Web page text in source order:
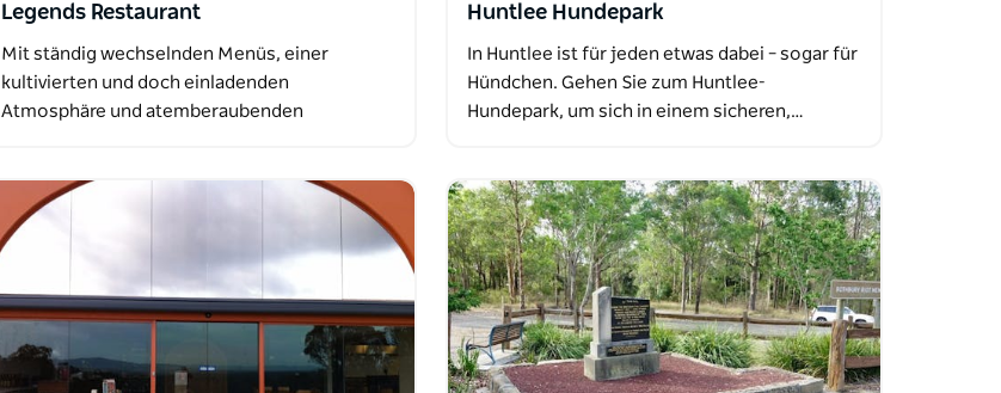
Legends Restaurant
Mit ständig wechselnden Menüs, einer
kultivierten und doch einladenden
Atmosphäre und atemberaubenden
Huntlee Hundepark
In Huntlee ist für jeden etwas dabei – sogar für
Hündchen. Gehen Sie zum Huntlee-
Hundepark, um sich in einem sicheren,…